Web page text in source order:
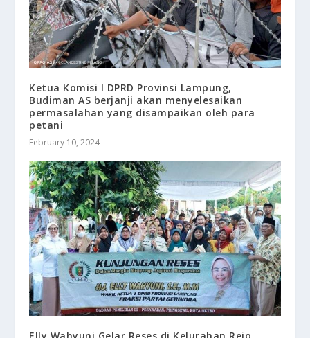
Ketua Komisi I DPRD Provinsi Lampung,
Budiman AS berjanji akan menyelesaikan
permasalahan yang disampaikan oleh para
petani
February 10, 2024